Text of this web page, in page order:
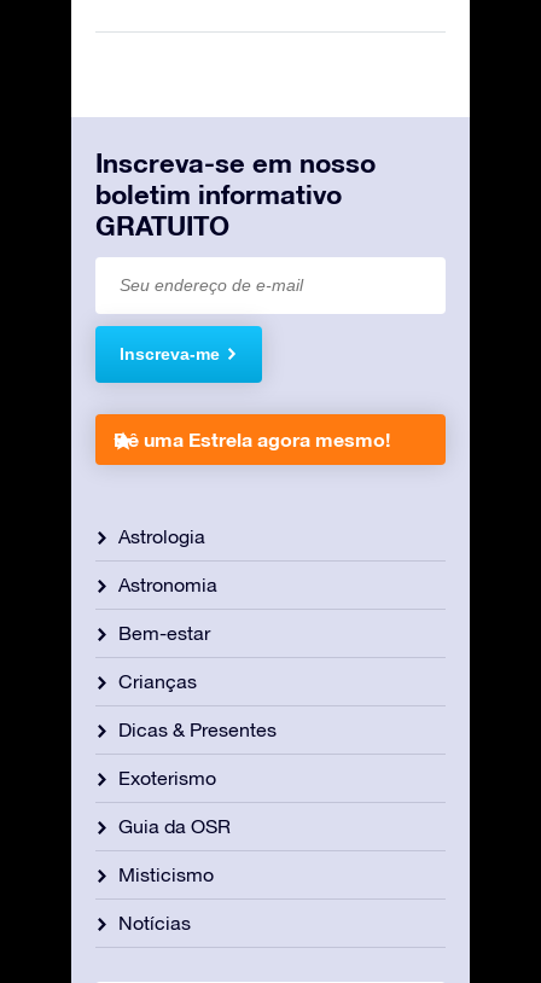
Inscreva-se em nosso
boletim informativo
GRATUITO
Inscreva-me
Dê uma Estrela agora mesmo!
Astrologia
Astronomia
Bem-estar
Crianças
Dicas & Presentes
Exoterismo
Guia da OSR
Misticismo
Notícias